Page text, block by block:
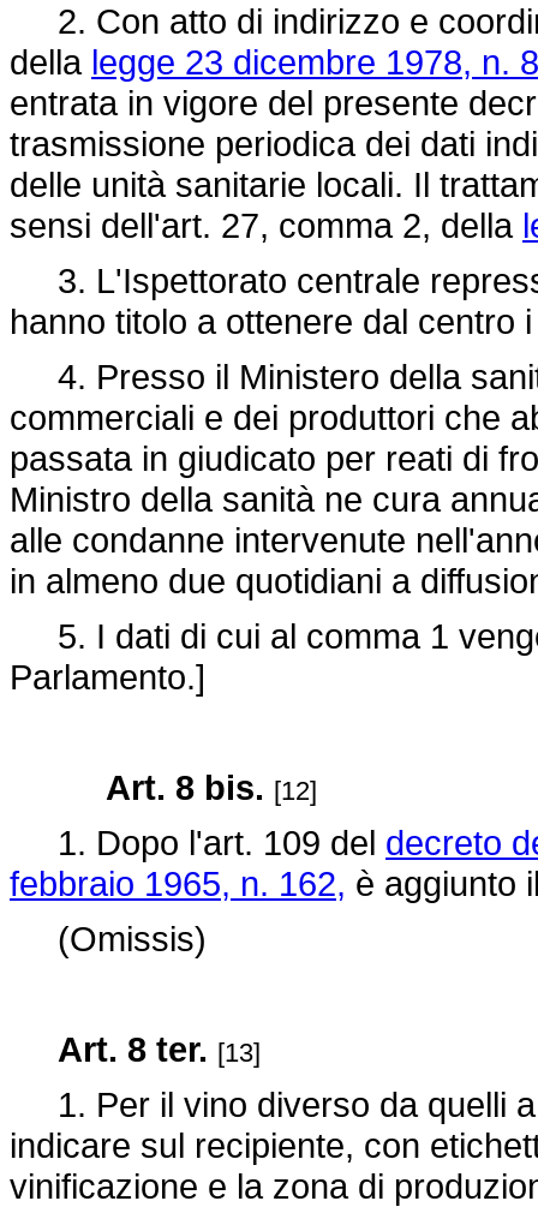
2. Con atto di indirizzo e
della legge 23 dicembre 1978, n.
entrata in vigore del presente
trasmissione periodica dei dati
delle unità sanitarie locali. Il
sensi dell'art. 27, comma 2, della
3. L'Ispettorato centrale
hanno titolo a ottenere dal centro
4. Presso il Ministero della
commerciali e dei produttori che
passata in giudicato per reati di
Ministro della sanità ne cura
alle condanne intervenute
in almeno due quotidiani a
5. I dati di cui al comma 1
Parlamento.]
Art. 8 bis. [12]
1. Dopo l'art. 109 del decreto
febbraio 1965, n. 162, è aggiunto
(Omissis)
Art. 8 ter. [13]
1. Per il vino diverso da quelli
indicare sul recipiente, con
vinificazione e la zona di